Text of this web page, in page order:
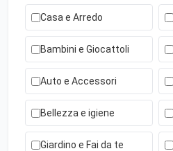
Casa e Arredo
Bambini e Giocattoli
Auto e Accessori
Bellezza e igiene
Giardino e Fai da te